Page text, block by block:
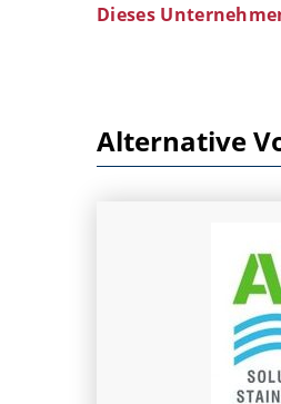
Dieses
Alternative